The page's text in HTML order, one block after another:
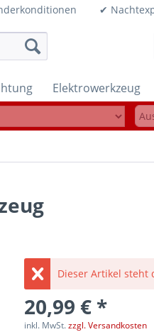
✔
Elektrowerkzeug
Dieser Artikel steht
20,99 € *
inkl. MwSt.zzgl. Versandkosten